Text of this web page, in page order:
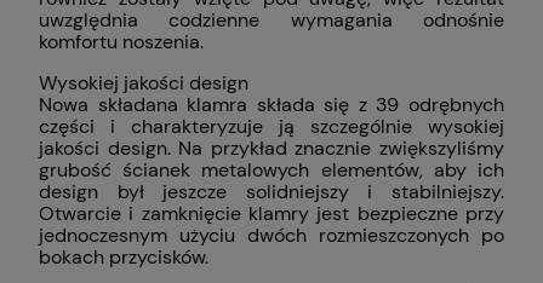
uwzględnia codzienne wymagania odnośnie
komfortu noszenia.
Wysokiej jakości design
Nowa składana klamra składa się z 39 odrębnych
części i charakteryzuje ją szczególnie wysokiej
jakości design. Na przykład znacznie zwiększyliśmy
grubość ścianek metalowych elementów, aby ich
design był jeszcze solidniejszy i stabilniejszy.
Otwarcie i zamknięcie klamry jest bezpieczne przy
jednoczesnym użyciu dwóch rozmieszczonych po
bokach przycisków.